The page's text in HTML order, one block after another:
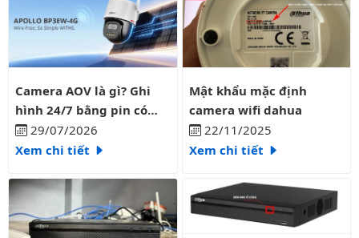
Camera AOV là gì? Ghi hình 24/7 bằng pin có liên tục?
Camera AOV là gì? Ghi
hình 24/7 bằng pin có
liên tục?
29/07/2026
Xem chi tiết
Mật khẩu mặc định camera
Mật khẩu mặc định
camera wifi dahua
22/11/2025
Xem chi tiết